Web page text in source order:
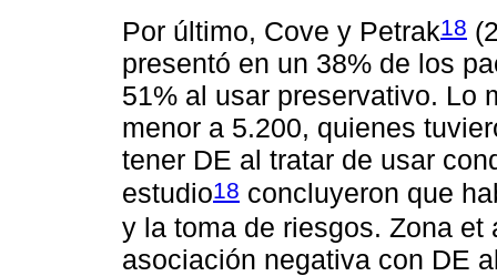
Por último, Cove y Petrak18
presentó en un 38% de los
51% al usar preservativo. Lo
menor a 5.200, quienes
tener DE al tratar de usar
estudio18 concluyeron que
y la toma de riesgos. Zona
asociación negativa con DE